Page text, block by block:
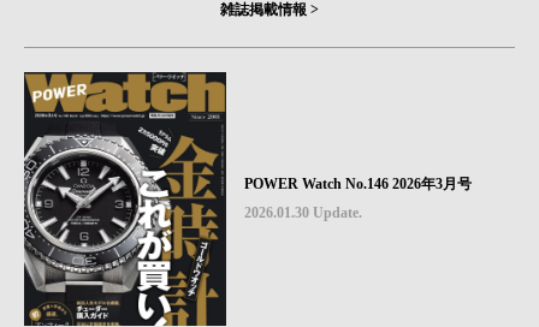
雑誌掲載情報 >
POWER Watch No.146 2026年3月号
2026.01.30 Update.